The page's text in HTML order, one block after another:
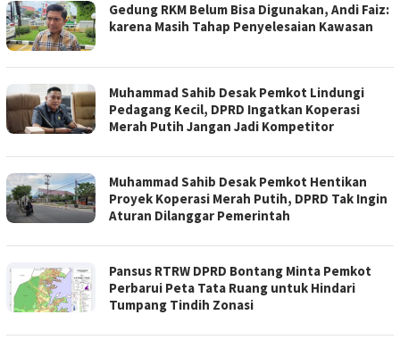
Gedung RKM Belum Bisa Digunakan, Andi Faiz:
karena Masih Tahap Penyelesaian Kawasan
Muhammad Sahib Desak Pemkot Lindungi
Pedagang Kecil, DPRD Ingatkan Koperasi
Merah Putih Jangan Jadi Kompetitor
Muhammad Sahib Desak Pemkot Hentikan
Proyek Koperasi Merah Putih, DPRD Tak Ingin
Aturan Dilanggar Pemerintah
Pansus RTRW DPRD Bontang Minta Pemkot
Perbarui Peta Tata Ruang untuk Hindari
Tumpang Tindih Zonasi